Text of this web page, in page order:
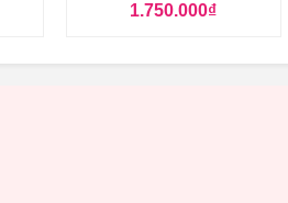
1.750.000₫